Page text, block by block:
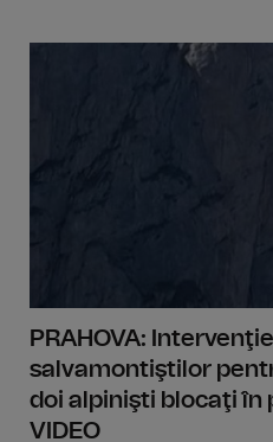
PRAHOVA:
salvamontiştilor
doi alpinişti blocaţi în
VIDEO